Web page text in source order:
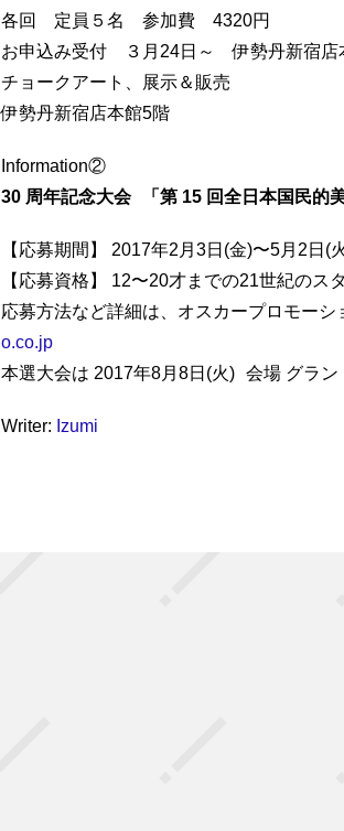
各回 定員５名 参加費 4320円
お申込み受付 ３月24日～ 伊勢丹新宿
チョークアート、展示＆販売
伊勢丹新宿店本館5階
Information②
30 周年記念大会 「第 15 回全日本国民的
【応募期間】 2017年2月3日(金)〜5月2日(
【応募資格】 12〜20才までの21世紀の
応募方法など詳細は、オスカープロモー
o.co.jp
本選大会は 2017年8月8日(火) 会場 グラン
Writer: Izumi